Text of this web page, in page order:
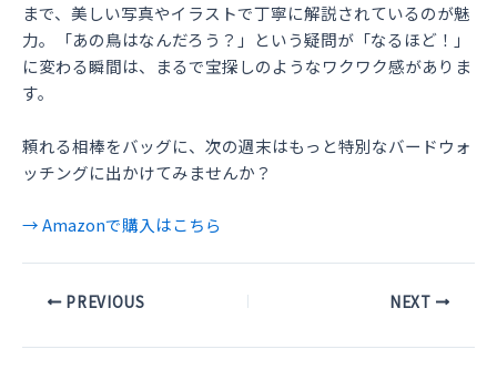
まで、美しい写真やイラストで丁寧に解説されているのが魅
力。「あの鳥はなんだろう？」という疑問が「なるほど！」
に変わる瞬間は、まるで宝探しのようなワクワク感がありま
す。
頼れる相棒をバッグに、次の週末はもっと特別なバードウォ
ッチングに出かけてみませんか？
→ Amazonで購入はこちら
PostPREVIOUS NEXT